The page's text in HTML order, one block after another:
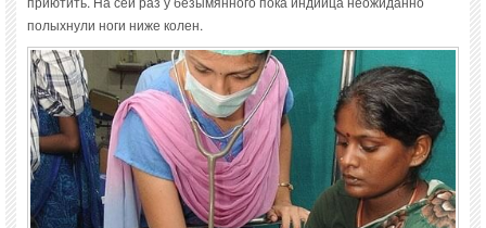
полыхнули ноги ниже колен.